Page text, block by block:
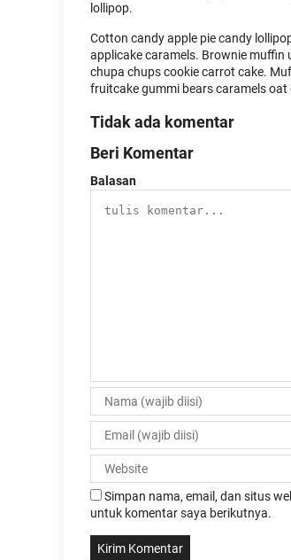
lollipop.
Cotton candy apple pie candy
applicake caramels. Brownie muffin
chupa chups cookie carrot cake.
fruitcake gummi bears caramels
Tidak ada komentar
Beri Komentar
Balasan
Simpan nama, email, dan situs
untuk komentar saya berikutnya.